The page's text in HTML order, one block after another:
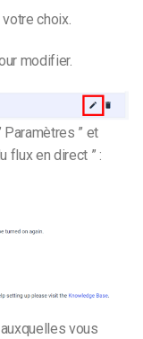
choix.
modifier.
Paramètres ” et
flux en direct ” :
vous